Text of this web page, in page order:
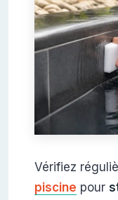
Vérifiez
piscine pour